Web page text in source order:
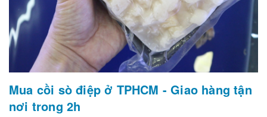
Mua cồi sò điệp ở TPHCM - Giao hàng tận
nơi trong 2h